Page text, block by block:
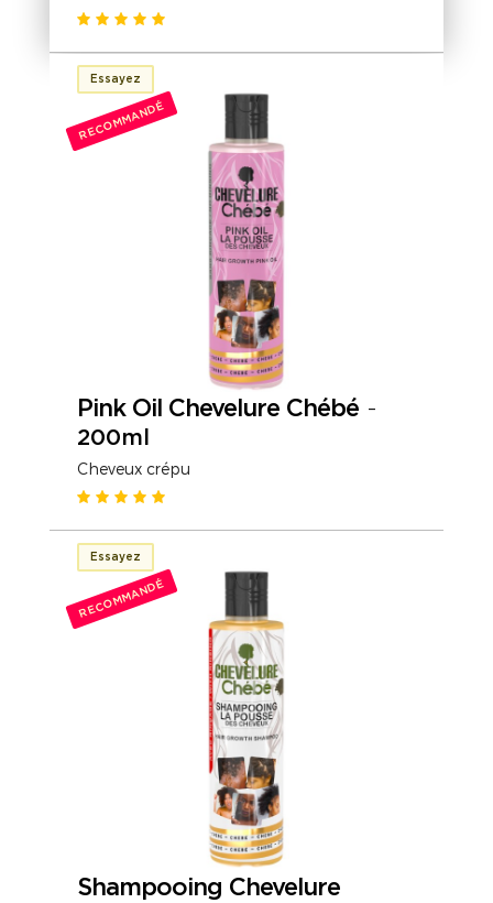
Essayez
RECOMMANDÉ
Pink Oil Chevelure Chébé-
200ml
Cheveux crépu
Essayez
RECOMMANDÉ
Shampooing Chevelure